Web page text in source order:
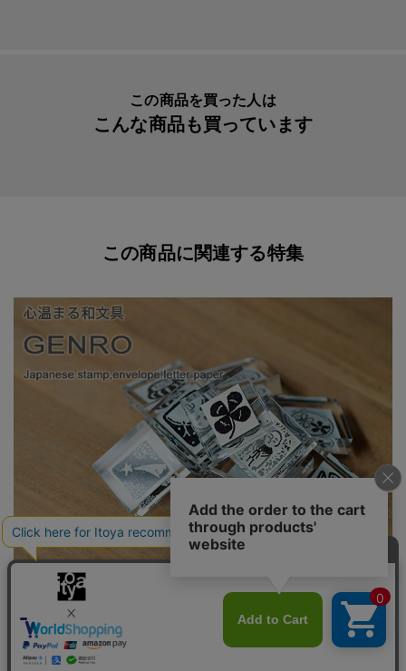
この商品を買った人は
こんな商品も買っています
この商品に関連する特集
心あたたまる「玄廬（げんろ）」の和文具